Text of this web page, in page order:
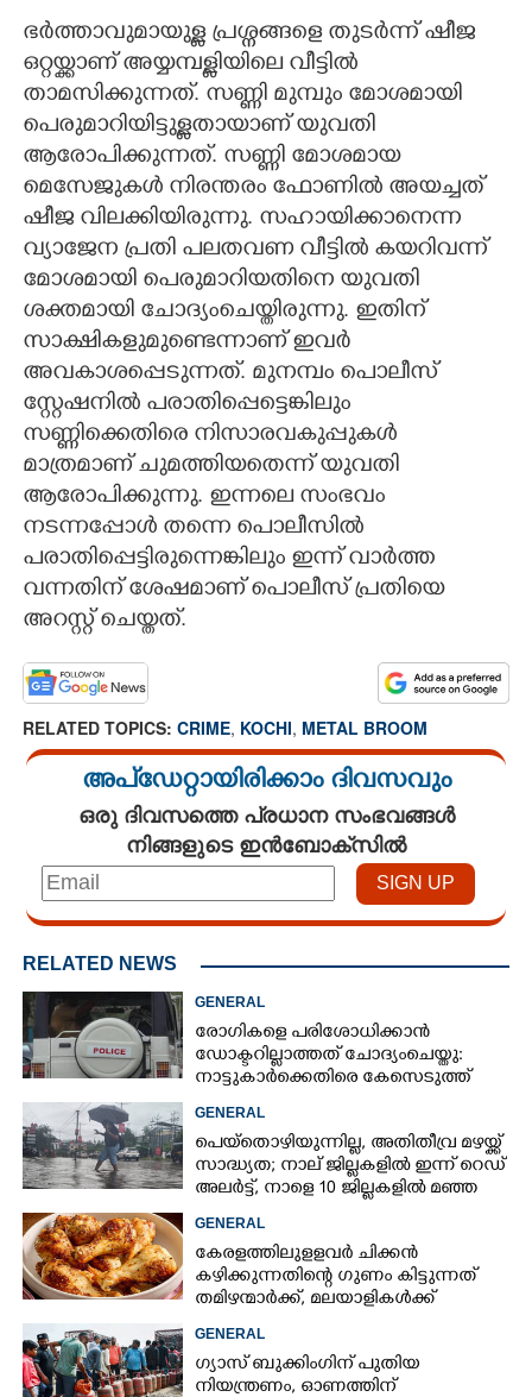
ഭർത്താവുമായുള്ള പ്രശ്നങ്ങളെ തുടർന്ന് ഷീജ
ഒറ്റയ്ക്കാണ് അയ്യമ്പള്ളിയിലെ വീട്ടിൽ
താമസിക്കുന്നത്. സണ്ണി മുമ്പും മോശമായി
പെരുമാറിയിട്ടുള്ളതായാണ് യുവതി
ആരോപിക്കുന്നത്. സണ്ണി മോശമായ
മെസേജുകൾ നിരന്തരം ഫോണിൽ അയച്ചത്
ഷീജ വിലക്കിയിരുന്നു. സഹായിക്കാനെന്ന
വ്യാജേന പ്രതി പലതവണ വീട്ടിൽ കയറിവന്ന്
മോശമായി പെരുമാറിയതിനെ യുവതി
ശക്തമായി ചോദ്യംചെയ്തിരുന്നു. ഇതിന്
സാക്ഷികളുമുണ്ടെന്നാണ് ഇവർ
അവകാശപ്പെടുന്നത്. മുനമ്പം പൊലീസ്
സ്റ്റേഷനിൽ പരാതിപ്പെട്ടെങ്കിലും
സണ്ണിക്കെതിരെ നിസാരവകുപ്പുകൾ
മാത്രമാണ് ചുമത്തിയതെന്ന് യുവതി
ആരോപിക്കുന്നു. ഇന്നലെ സംഭവം
നടന്നപ്പോൾ തന്നെ പൊലീസിൽ
പരാതിപ്പെട്ടിരുന്നെങ്കിലും ഇന്ന് വാർത്ത
വന്നതിന് ശേഷമാണ് പൊലീസ് പ്രതിയെ
അറസ്റ്റ് ചെയ്തത്.
RELATED TOPICS: CRIME, KOCHI, METAL BROOM
അപ്ഡേറ്റായിരിക്കാം ദിവസവും
ഒരു ദിവസത്തെ പ്രധാന സംഭവങ്ങൾ
നിങ്ങളുടെ ഇൻബോക്സിൽ
RELATED NEWS
GENERAL
രോഗികളെ പരിശോധിക്കാൻ
ഡോക്ടറില്ലാത്തത് ചോദ്യംചെയ്തു:
നാട്ടുകാർക്കെതിരെ കേസെടുത്ത്
GENERAL
പെയ്തൊഴിയുന്നില്ല, അതിതീവ്ര മഴയ്ക്ക്
സാദ്ധ്യത;​ നാല് ജില്ലകളിൽ ഇന്ന് റെഡ്
അലർട്ട്,​ നാളെ 10 ജില്ലകളിൽ മഞ്ഞ
GENERAL
കേരളത്തിലുളളവർ ചിക്കൻ
കഴിക്കുന്നതിന്റെ ഗുണം കിട്ടുന്നത്
തമിഴന്മാർക്ക്, മലയാളികൾക്ക്
GENERAL
ഗ്യാസ് ബുക്കിംഗിന് പുതിയ
നിയന്ത്രണം, ഓണത്തിന്